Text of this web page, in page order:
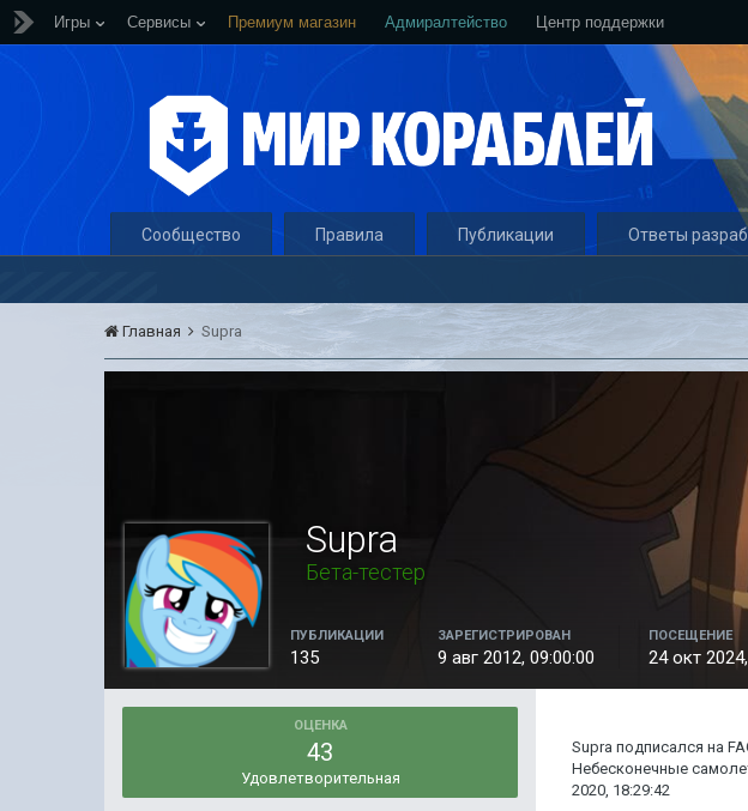
Игры Сервисы Премиум магазин Адмиралтейство Центр поддержки
Сообщество Правила Публикации Ответы
Главная Supra
Supra
Бета-тестер
ПУБЛИКАЦИИ
135
ЗАРЕГИСТРИРОВАН
9 авг 2012, 09:00:00
ПОСЕЩЕНИЕ
24 окт
ОЦЕНКА
43
Удовлетворительная
Supra подписался на
Небесконечные
2020, 18:29:42